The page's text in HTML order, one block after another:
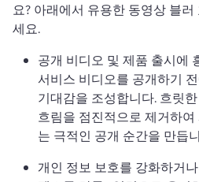
요? 아래에서 유용한 동영상 블
세요.
공개 비디오 및 제품 출시에
서비스 비디오를 공개하기
기대감을 조성합니다. 흐릿
흐림을 점진적으로 제거하
는 극적인 공개 순간을 만듭
개인 정보 보호를 강화하거